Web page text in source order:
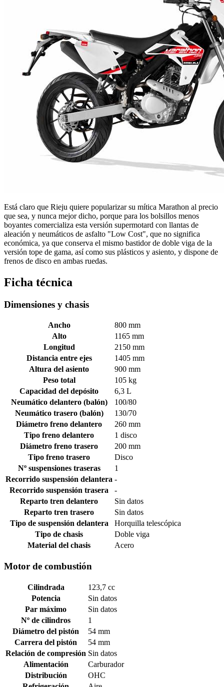
Está claro que Rieju quiere popularizar su mítica Marathon al precio
que sea, y nunca mejor dicho, porque para los bolsillos menos
boyantes comercializa esta versión supermotard con llantas de
aleación y neumáticos de asfalto "Low Cost", que no significa
económica, ya que conserva el mismo bastidor de doble viga de la
versión tope de gama, así como sus plásticos y asiento, y dispone de
frenos de disco en ambas ruedas.
Ficha técnica
Dimensiones y chasis
Ancho
800 mm
Alto
1165 mm
Longitud
2150 mm
Distancia entre ejes
1405 mm
Altura del asiento
900 mm
Peso total
105 kg
Capacidad del depósito
6,3 L
Neumático delantero (balón)
100/80
Neumático trasero (balón)
130/70
Diámetro freno delantero
260 mm
Tipo freno delantero
1 disco
Diámetro freno trasero
200 mm
Tipo freno trasero
Disco
Nº suspensiones traseras
1
Recorrido suspensión delantera -
Recorrido suspensión trasera
-
Reparto tren delantero
Sin datos
Reparto tren trasero
Sin datos
Tipo de suspensión delantera
Horquilla telescópica
Tipo de chasis
Doble viga
Material del chasis
Acero
Motor de combustión
Cilindrada
123,7 cc
Potencia
Sin datos
Par máximo
Sin datos
Nº de cilindros
1
Diámetro del pistón
54 mm
Carrera del pistón
54 mm
Relación de compresión Sin datos
Alimentación
Carburador
Distribución
OHC